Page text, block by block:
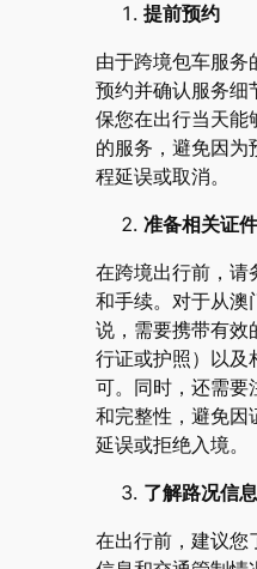
提前预约
由于跨境包车服务
预约并确认服务细
保您在出行当天能
的服务，避免因为
程延误或取消。
准备相关证件
在跨境出行前，请
和手续。对于从澳
说，需要携带有效
行证或护照）以及
可。同时，还需要
和完整性，避免因
延误或拒绝入境。
了解路况信息
在出行前，建议您